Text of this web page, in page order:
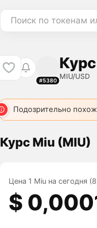
Поиск по токенам
#5380
MIU/USD
Подозрительно
Курс Miu (MIU)
Цена 1 Miu на сегодня
$